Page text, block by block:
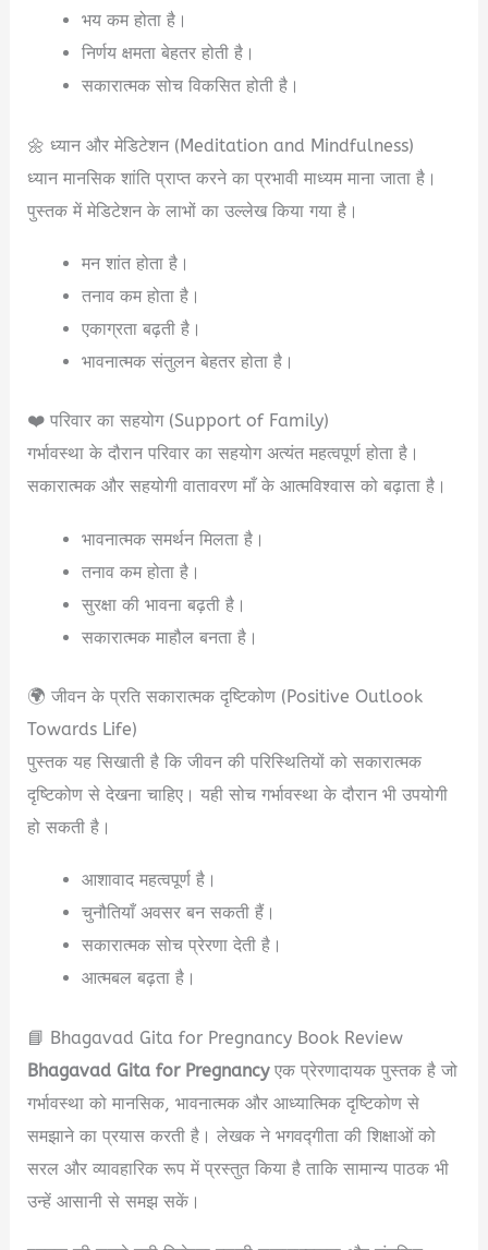
भय कम होता है।
निर्णय क्षमता बेहतर होती है।
सकारात्मक सोच विकसित होती है।
🌼 ध्यान और मेडिटेशन (Meditation and Mindfulness)
ध्यान मानसिक शांति प्राप्त करने का प्रभावी माध्यम माना जाता है।
पुस्तक में मेडिटेशन के लाभों का उल्लेख किया गया है।
मन शांत होता है।
तनाव कम होता है।
एकाग्रता बढ़ती है।
भावनात्मक संतुलन बेहतर होता है।
❤️ परिवार का सहयोग (Support of Family)
गर्भावस्था के दौरान परिवार का सहयोग अत्यंत महत्वपूर्ण होता है।
सकारात्मक और सहयोगी वातावरण माँ के आत्मविश्वास को बढ़ाता है।
भावनात्मक समर्थन मिलता है।
तनाव कम होता है।
सुरक्षा की भावना बढ़ती है।
सकारात्मक माहौल बनता है।
🌍 जीवन के प्रति सकारात्मक दृष्टिकोण (Positive Outlook
Towards Life)
पुस्तक यह सिखाती है कि जीवन की परिस्थितियों को सकारात्मक
दृष्टिकोण से देखना चाहिए। यही सोच गर्भावस्था के दौरान भी उपयोगी
हो सकती है।
आशावाद महत्वपूर्ण है।
चुनौतियाँ अवसर बन सकती हैं।
सकारात्मक सोच प्रेरणा देती है।
आत्मबल बढ़ता है।
📘 Bhagavad Gita for Pregnancy Book Review
Bhagavad Gita for Pregnancyएक प्रेरणादायक पुस्तक है जो
गर्भावस्था को मानसिक, भावनात्मक और आध्यात्मिक दृष्टिकोण से
समझाने का प्रयास करती है। लेखक ने भगवद्गीता की शिक्षाओं को
सरल और व्यावहारिक रूप में प्रस्तुत किया है ताकि सामान्य पाठक भी
उन्हें आसानी से समझ सकें।